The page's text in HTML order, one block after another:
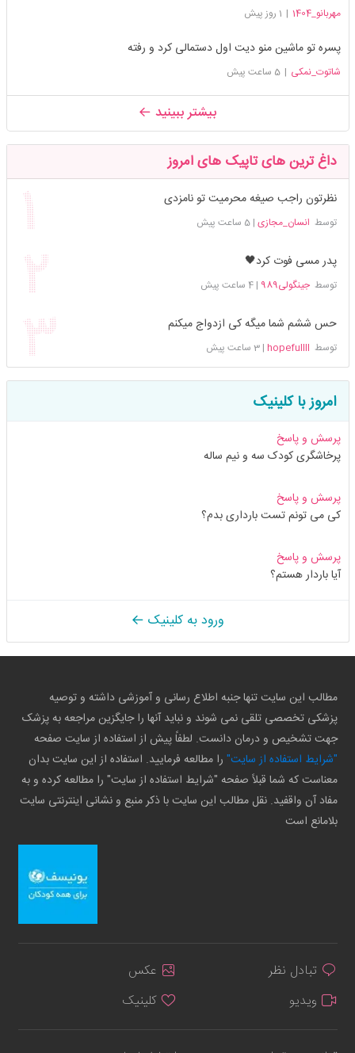
مهربانو_1404 | 1 روز پیش
پسره تو ماشین منو دیت اول دستمالی کرد و رفته
شاتوت_نمکی | 5 ساعت پیش
بیشتر ببینید
داغ ترین های تاپیک های امروز
نظرتون راجب صیغه محرمیت تو نامزدی
توسط انسان_مجازی |5 ساعت پیش
پدر مسی فوت کرد🖤
توسطجینگولی989 |4 ساعت پیش
حس ششم شما میگه کی ازدواج میکنم
توسط hopefullll
|3 ساعت پیش
امروز با کلینیک
پرسش و پاسخ
پرخاشگری کودک سه و نیم ساله
پرسش و پاسخ
کی می تونم تست بارداری بدم؟
پرسش و پاسخ
آیا باردار هستم؟
ورود به کلینیک
مطالب این سایت تنها جنبه اطلاع رسانی و آموزشی داشته و توصیه
پزشکی تخصصی تلقی نمی شوند و نباید آنها را جایگزین مراجعه به پزشک
جهت تشخیص و درمان دانست. لطفاً پیش از استفاده از سایت صفحه
"شرایط استفاده از سایت" را مطالعه فرمایید. استفاده از این سایت بدان
معناست که شما قبلاً صفحه "شرایط استفاده از سایت" را مطالعه کرده و به
مفاد آن واقفید. نقل مطالب این سایت با ذکر منبع و نشانی اینترنتی سایت
بلامانع است
تبادل نظر
عکس
ویدیو
کلینیک